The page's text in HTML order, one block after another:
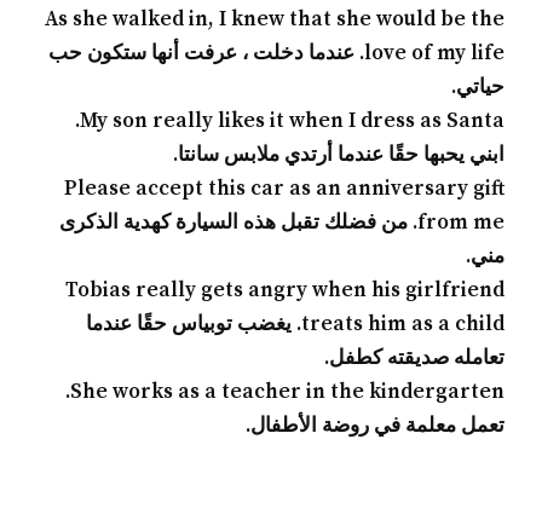
As she walked in, I knew that she would be the
love of my life. عندما دخلت ، عرفت أنها ستكون حب
حياتي.
My son really likes it when I dress as Santa.
ابني يحبها حقًا عندما أرتدي ملابس سانتا.
Please accept this car as an anniversary gift
from me. من فضلك تقبل هذه السيارة كهدية الذكرى
مني.
Tobias really gets angry when his girlfriend
treats him as a child. يغضب توبياس حقًا عندما
تعامله صديقته كطفل.
She works as a teacher in the kindergarten.
تعمل معلمة في روضة الأطفال.